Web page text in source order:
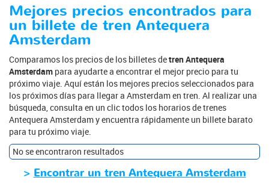
Mejores precios encontrados para
un billete de tren Antequera
Amsterdam
Comparamos los precios de los billetes detren Antequera
Amsterdam para ayudarte a encontrar el mejor precio para tu
próximo viaje. Aquí están los mejores precios seleccionados para
los próximos días para llegar a Amsterdam en tren. Al realizar una
búsqueda, consulta en un clic todos los horarios de trenes
Antequera Amsterdam y encuentra rápidamente un billete barato
para tu próximo viaje.
No se encontraron resultados
> Encontrar un tren Antequera Amsterdam